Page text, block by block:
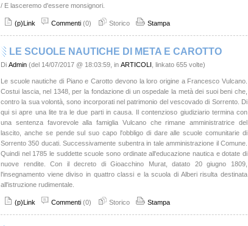
/ E lasceremo d'essere monsignori.
(p)Link Commenti (0) Storico Stampa
LE SCUOLE NAUTICHE DI META E CAROTTO
Di Admin (del 14/07/2017 @ 18:03:59, in ARTICOLI , linkato 655 volte)
Le scuole nautiche di Piano e Carotto devono la loro origine a Francesco Vulcano.
Costui lascia, nel 1348, per la fondazione di un ospedale la metà dei suoi beni che,
contro la sua volontà, sono incorporati nel patrimonio del vescovado di Sorrento. Di
qui si apre una lite tra le due parti in causa. Il contenzioso giudiziario termina con
una sentenza favorevole alla famiglia Vulcano che rimane amministratrice del
lascito, anche se pende sul suo capo l'obbligo di dare alle scuole comunitarie di
Sorrento 350 ducati. Successivamente subentra in tale amministrazione il Comune.
Quindi nel 1785 le suddette scuole sono ordinate all'educazione nautica e dotate di
nuove rendite. Con il decreto di Gioacchino Murat, datato 20 giugno 1809,
l'insegnamento viene diviso in quattro classi e la scuola di Alberi risulta destinata
all'istruzione rudimentale.
(p)Link Commenti (0) Storico Stampa